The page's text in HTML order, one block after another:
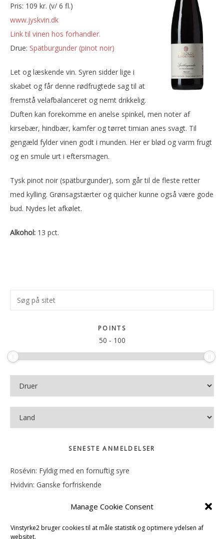
Manage Cookie Consent
Vinstyrke2 bruger cookies til at måle statistik og optimere ydelsen af
websitet.
Pris: 109 kr. (v/ 6 fl.)
www.jyskvin.dk
Link til vinen hos forhandler.
Drue:
spätburgunder (pinot noir)
Let og læskende vin. Syren sidder lige i
skabet og får denne rødfrugtede sag til at
fremstå velafbalanceret og nemt drikkelig.
Duften kan forekomme en anelse spinkel, men noter af
kirsebær, hindbær, kamfer og tørret timian anes svagt. Til
gengæld fylder vinen godt i munden. Her er blød og varm frugt
og en smule urt i eftersmagen.
Tysk pinot noir (spätburgunder), som går til de fleste retter
med kylling. Grønsagstærter og quicher kunne også være gode
bud. Nydes let afkølet.
Alkohol: 13 pct.
Primær
Sidebar
Søg
på
POINTS
50 - 100
SENESTE ANMELDELSER
Rosévin: Fyldig med en fornuftig syre
Hvidvin: Ganske forfriskende
Hvidvin: Smørfedme og tropisk sødme
Rosévin: Blød, rund og sødladen